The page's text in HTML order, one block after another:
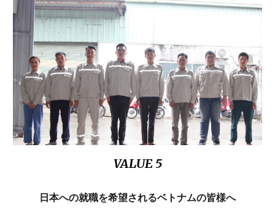
VALUE 5
日本への就職を希望されるベトナムの皆様へ